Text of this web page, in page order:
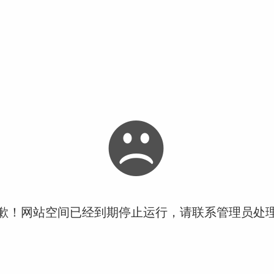
！网站空间已经到期停止运行，请联系管理员处